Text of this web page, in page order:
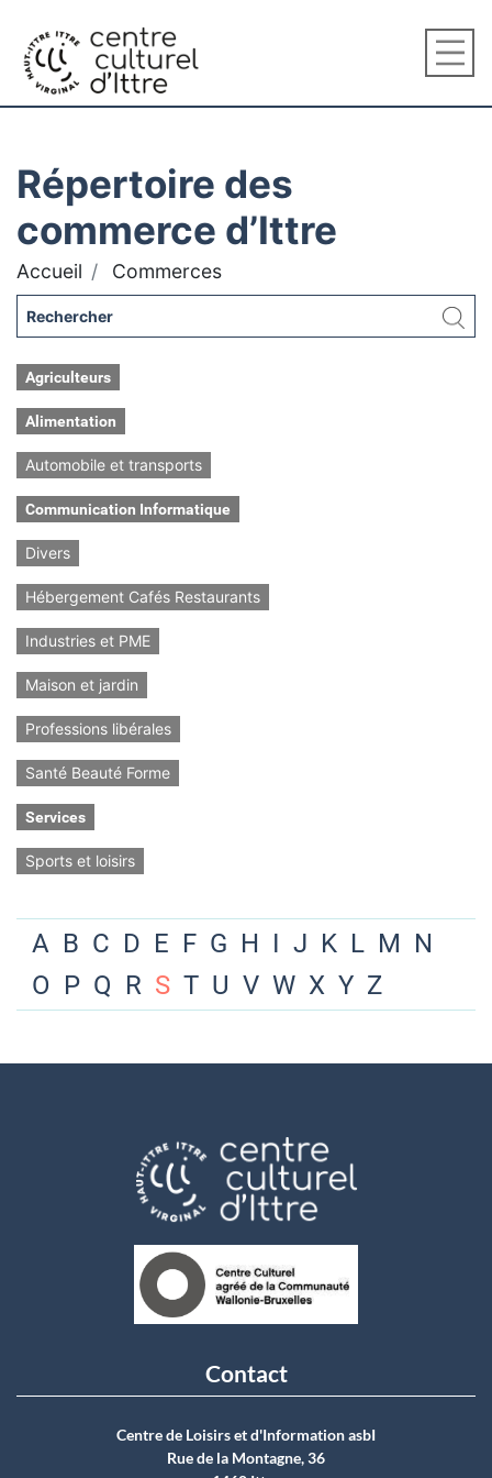
Répertoire des
commerce d’Ittre
Accueil Commerces
Agriculteurs
Alimentation
Automobile et transports
Communication Informatique
Divers
Hébergement Cafés Restaurants
Industries et PME
Maison et jardin
Professions libérales
Santé Beauté Forme
Services
Sports et loisirs
A B C D E F G H I J K L M N
O P Q R S T U V W X Y Z
Contact
Centre de Loisirs et d'Information asbI
Rue de la Montagne, 36